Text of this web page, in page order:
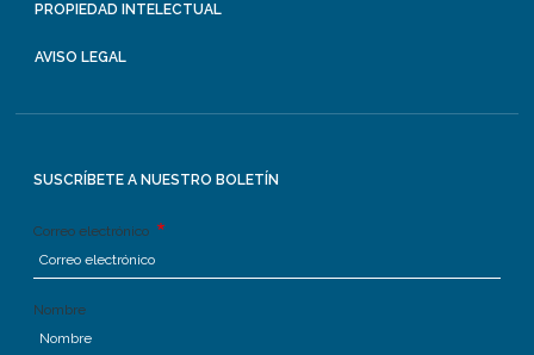
PROPIEDAD INTELECTUAL
AVISO LEGAL
SUSCRÍBETE A NUESTRO BOLETÍN
Correo electrónico
Nombre